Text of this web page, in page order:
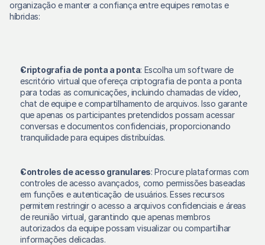
organização e manter a confiança entre equipes remotas e
híbridas:
Criptografia de ponta a ponta: Escolha um software de
escritório virtual que ofereça criptografia de ponta a ponta
para todas as comunicações, incluindo chamadas de vídeo,
chat de equipe e compartilhamento de arquivos. Isso garante
que apenas os participantes pretendidos possam acessar
conversas e documentos confidenciais, proporcionando
tranquilidade para equipes distribuídas.
Controles de acesso granulares: Procure plataformas com
controles de acesso avançados, como permissões baseadas
em funções e autenticação de usuários. Esses recursos
permitem restringir o acesso a arquivos confidenciais e áreas
de reunião virtual, garantindo que apenas membros
autorizados da equipe possam visualizar ou compartilhar
informações delicadas.